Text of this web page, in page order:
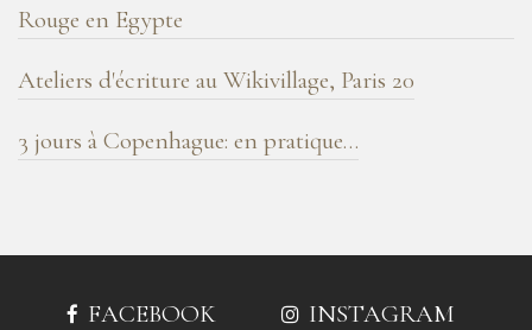
Rouge en Egypte
Ateliers d'écriture au Wikivillage, Paris 20
3 jours à Copenhague: en pratique…
FACEBOOK INSTAGRAM